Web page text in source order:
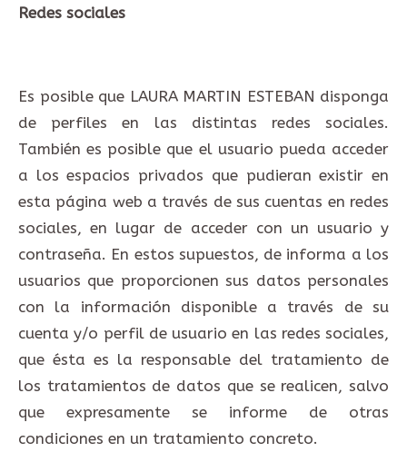
Redes sociales
Es posible que LAURA MARTIN ESTEBAN disponga
de perfiles en las distintas redes sociales.
También es posible que el usuario pueda acceder
a los espacios privados que pudieran existir en
esta página web a través de sus cuentas en redes
sociales, en lugar de acceder con un usuario y
contraseña. En estos supuestos, de informa a los
usuarios que proporcionen sus datos personales
con la información disponible a través de su
cuenta y/o perfil de usuario en las redes sociales,
que ésta es la responsable del tratamiento de
los tratamientos de datos que se realicen, salvo
que expresamente se informe de otras
condiciones en un tratamiento concreto.